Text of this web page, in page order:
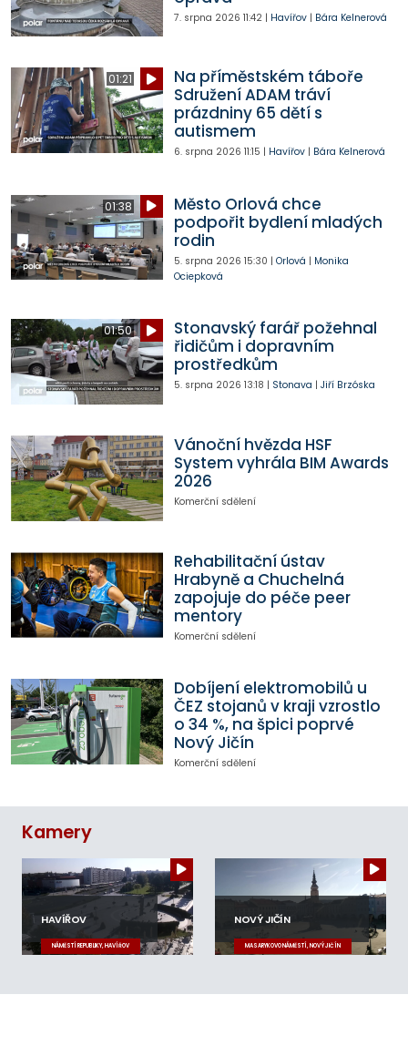
7. srpna 2026 11:42| Havířov| Bára Kelnerová
01:21
Na příměstském táboře
Sdružení ADAM tráví
prázdniny 65 dětí s
autismem
6. srpna 2026 11:15 | Havířov| Bára Kelnerová
01:38
Město Orlová chce
podpořit bydlení mladých
rodin
5. srpna 2026 15:30 | Orlová | Monika
Ociepková
01:50
Stonavský farář požehnal
řidičům i dopravním
prostředkům
5. srpna 2026 13:18 | Stonava | Jiří Brzóska
Vánoční hvězda HSF
System vyhrála BIM Awards
2026
Komerční sdělení
Rehabilitační ústav
Hrabyně a Chuchelná
zapojuje do péče peer
mentory
Komerční sdělení
Dobíjení elektromobilů u
ČEZ stojanů v kraji vzrostlo
o 34 %, na špici poprvé
Nový Jičín
Komerční sdělení
Kamery
HAVÍŘOV
NÁMĚSTÍ REPUBLIKY, HAVÍŘOV
NOVÝ JIČÍN
MASARYKOVO NÁMĚSTÍ, NOVÝ JIČÍN